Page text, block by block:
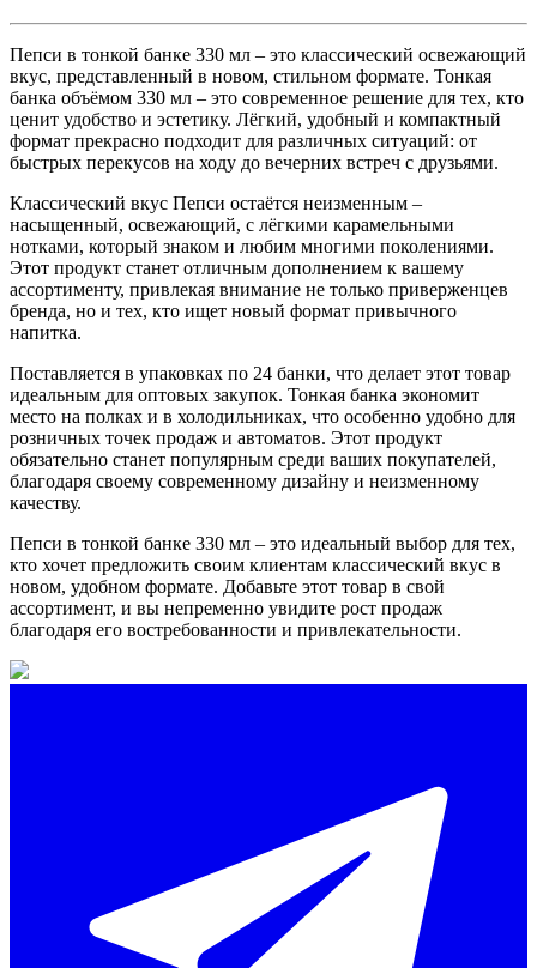
Пепси в тонкой банке 330 мл – это классический освежающий
вкус, представленный в новом, стильном формате. Тонкая
банка объёмом 330 мл – это современное решение для тех, кто
ценит удобство и эстетику. Лёгкий, удобный и компактный
формат прекрасно подходит для различных ситуаций: от
быстрых перекусов на ходу до вечерних встреч с друзьями.
Классический вкус Пепси остаётся неизменным –
насыщенный, освежающий, с лёгкими карамельными
нотками, который знаком и любим многими поколениями.
Этот продукт станет отличным дополнением к вашему
ассортименту, привлекая внимание не только приверженцев
бренда, но и тех, кто ищет новый формат привычного
напитка.
Поставляется в упаковках по 24 банки, что делает этот товар
идеальным для оптовых закупок. Тонкая банка экономит
место на полках и в холодильниках, что особенно удобно для
розничных точек продаж и автоматов. Этот продукт
обязательно станет популярным среди ваших покупателей,
благодаря своему современному дизайну и неизменному
качеству.
Пепси в тонкой банке 330 мл – это идеальный выбор для тех,
кто хочет предложить своим клиентам классический вкус в
новом, удобном формате. Добавьте этот товар в свой
ассортимент, и вы непременно увидите рост продаж
благодаря его востребованности и привлекательности.